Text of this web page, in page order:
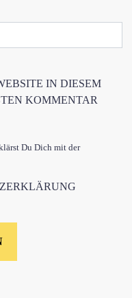
IN DIESEM
KOMMENTAR
Du Dich mit der